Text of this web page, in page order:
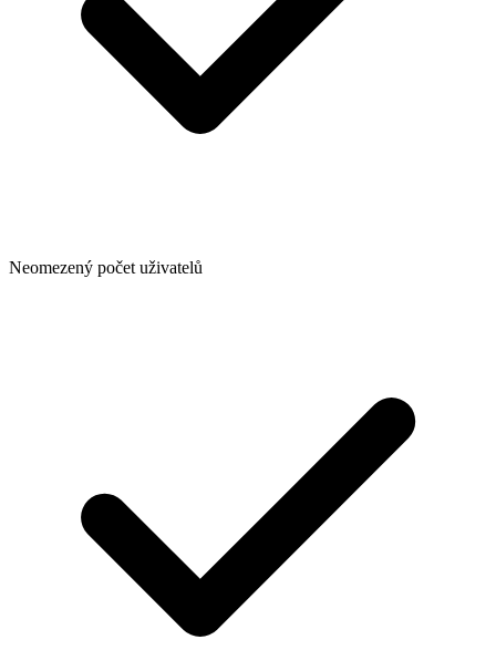
Neomezený počet uživatelů